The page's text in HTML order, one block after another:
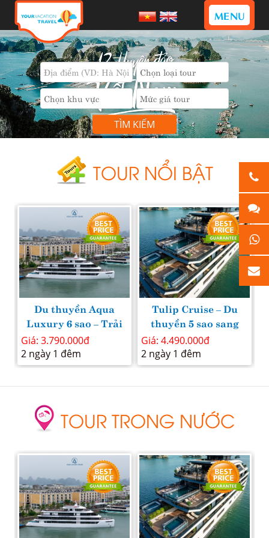
MENU
TÌM KIẾM
TOUR NỔI BẬT
Tulip Cruise – Du
thuyền 5 sao sang
trọng tại Vịnh Lan Hạ
& Vịnh Hạ Long
Giá: 4.490.000đ
2 ngày 1 đêm
Du thuyền Grand
Pioneers Cruises siêu
du thuyền 6 sao tại
Hạ Long
Giá: 5.335.000đ
2 ngày 1 đêm
TOUR TRONG NƯỚC